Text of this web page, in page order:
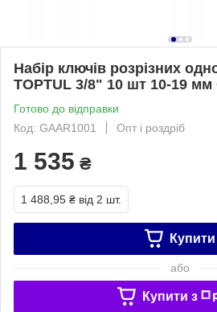
Набір ключів розрізних
TOPTUL 3/8" 10 шт 10-19 мм
Готово до відправки
Код: GAAR1001
Опт і роздріб
1 535 ₴
1 488,95 ₴ від 2 шт.
Купити
або
Купити з